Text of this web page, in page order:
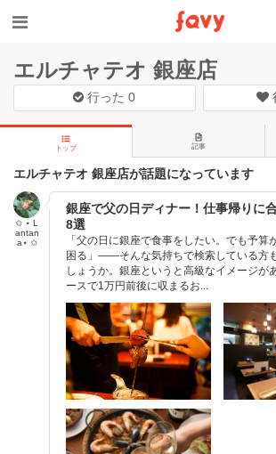
エルチャテオ 銀座店
行った0
トップ 記事
エルチャテオ 銀座店が話題になっています
✩ ⋆ L
antan
a⋆ ✩
銀座で父の日ディナー！仕事帰りに
8選
「父の日に銀座で食事をしたい。でも予算
困る」——そんな気持ちで検索している方
しょうか。銀座というと高級なイメージが
ースで1万円前後に収まるお...